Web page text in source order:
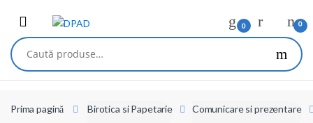
navigation
content
0 0
Caută
după:
Prima pagină Birotica si Papetarie Comunicare si prezentare